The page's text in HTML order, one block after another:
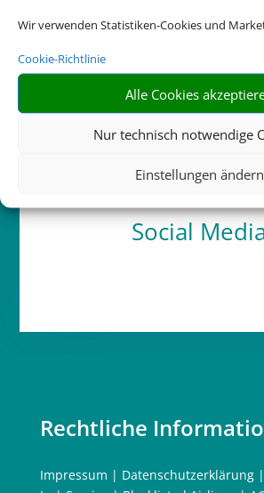
Wir verwenden Statistiken-Cookies und
Cookie-Richtlinie
Alle Cookies
Nur technisch notwendige
Einstellungen ändern
Schicken Sie uns Ihre
Social
Rechtliche
Impressum | Datenschutzerklärung|